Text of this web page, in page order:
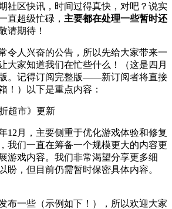
社区快讯，时间过得真快，对吧？说实
直超级忙碌， 主要都在处理一些暂时还
期待！
令人兴奋的公告，所以先给大家带来一
大家知道我们在忙些什么！（这是四月
。记得订阅完整版——新订阅者将直接
！）以下是重点内容：
超市》更新
12月，主要侧重于优化游戏体验和修复
我们一直在筹备一个规模更大的内容更
游戏内容。我们非常渴望分享更多细
盼，但目前仍需暂时保密具体内容。
布一些（示例如下！），所以欢迎大家